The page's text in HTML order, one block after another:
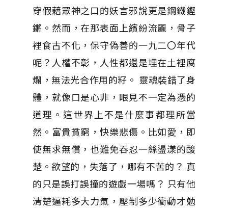
穿假藉眾神之口的妖言邪說更是鋼鐵鏗
鏘。然而，在那表面上繽紛流麗，骨子
裡食古不化，保守偽善的一九二〇年代
呢？人權不彰，人性都還是埋在土裡腐
爛，無法光合作用的籽。 靈魂裝錯了身
體，就像口是心非，眼見不一定為憑的
道理。這世界上不是什麼事都理所當
然。富貴貧窮，快樂悲傷。比如愛，即
使無求無償，也難免吞忍一絲盪漾的酸
楚。欲望的，失落了，哪有不苦的？ 真
的只是誤打誤撞的遊戲一場嗎？ 只有他
清楚逼耗多大力氣，壓制多少衝動才勉